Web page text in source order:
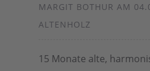
MARGIT BOTHUR AM
ALTENHOLZ
15 Monate alte,